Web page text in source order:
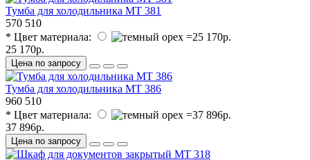
Тумба для холодильника МТ 381
570 510
* Цвет материала:
25 170р.
Цена по запросу
Тумба для холодильника МТ 386
960 510
* Цвет материала:
37 896р.
Цена по запросу